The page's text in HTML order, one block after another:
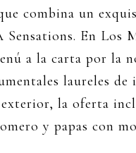
combina un
En Los
a la carta por la
laureles de
la oferta
y papas con